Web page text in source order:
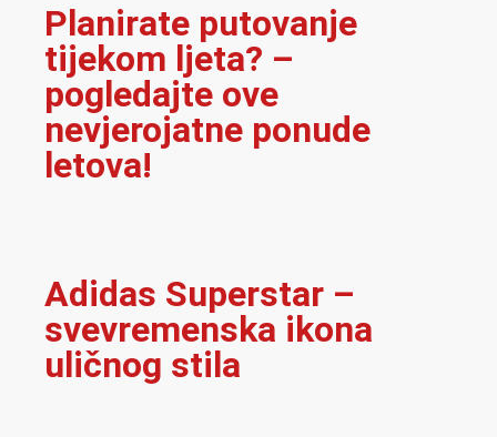
Planirate putovanje
tijekom ljeta? –
pogledajte ove
nevjerojatne ponude
letova!
Adidas Superstar –
svevremenska ikona
uličnog stila